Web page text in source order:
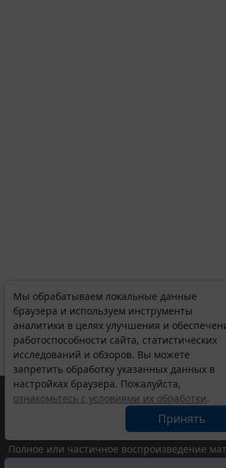
Мы обрабатываем локальные данные
браузера и используем инструменты
аналитики в целях улучшения и
работоспособности сайта, статистических
исследований и обзоров. Вы можете
запретить обработку указанных данных в
настройках браузера. Пожалуйста,
ознакомьтесь с условиями их обработки.
Принять
© ООО "НПП "ГАРАНТ-СЕРВИС", 2026.
участниками Российской ассоциации
Все права на материалы сайта ГАРАНТ.РУ
Полное или частичное воспроизведение